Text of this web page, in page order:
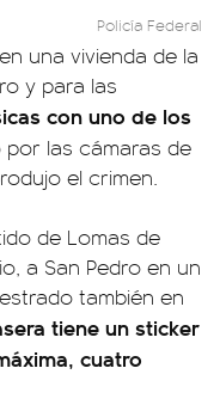
Policía Federal
una vivienda de la
y para las
con uno de los
las cámaras de
el crimen.
de Lomas de
a San Pedro en un
también en
tiene un sticker
cuatro